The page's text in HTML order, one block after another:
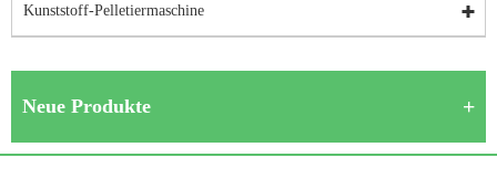
Kunststoff-Pelletiermaschine
Neue Produkte